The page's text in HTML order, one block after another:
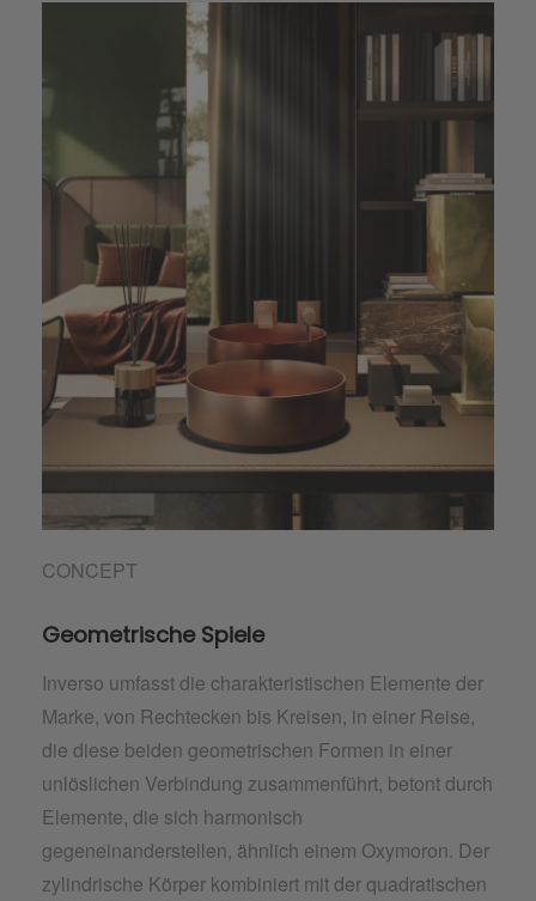
CONCEPT
Geometrische Spiele
Inverso umfasst die charakteristischen Elemente der
Marke, von Rechtecken bis Kreisen, in einer Reise,
die diese beiden geometrischen Formen in einer
unlöslichen Verbindung zusammenführt, betont durch
Elemente, die sich harmonisch
gegeneinanderstellen, ähnlich einem Oxymoron. Der
zylindrische Körper kombiniert mit der quadratischen